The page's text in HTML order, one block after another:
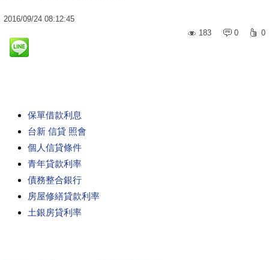
2016/09/24 08:12:45
183
0 0
保單借款利息
台新 信貸 照會
個人信貸條件
青年貸款利率
債務整合銀行
房屋修繕貸款利率
土銀房貸利率